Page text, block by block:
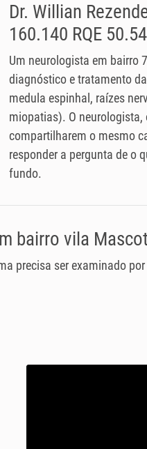
Dr. Willian
160.140 RQE
Um neurologista em bairro
diagnóstico e tratamento
medula espinhal, raízes
miopatias). O
compartilharem o mesmo
responder a pergunta de o
fundo.
bairro vila
precisa ser examinado